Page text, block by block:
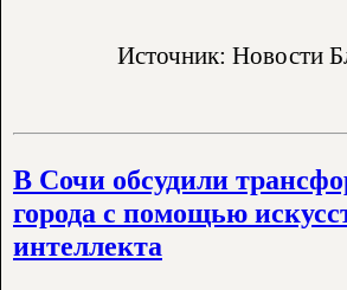
Источник: Новости
В Сочи обсудили
города с помощью
интеллекта